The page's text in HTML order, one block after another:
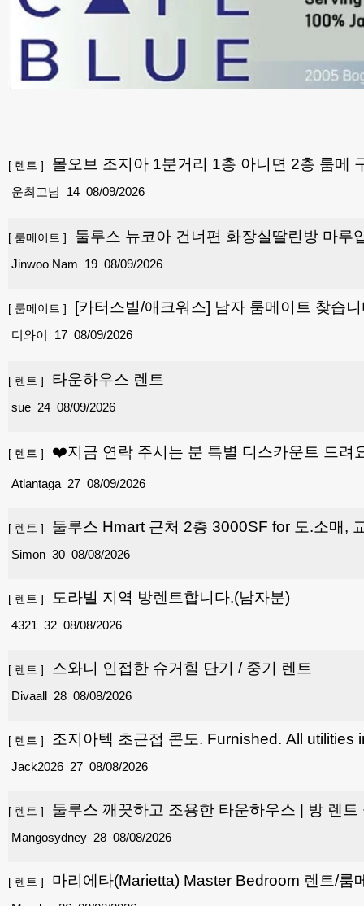
[ 렌트 ] 몰오브 조지아 1분거리 1층 아니면 2층 룸메
14
운최고님 08/09/2026
[ 룸메이트 ] 둘루스 뉴코아 건너편 화장실딸린방 마루
19
Jinwoo Nam 08/09/2026
[ 룸메이트 ] [카터스빌/애크워스] 남자 룸메이트 찾습
17
디와이 08/09/2026
[ 렌트 ] 타운하우스 렌트
24
sue 08/09/2026
[ 렌트 ] ❤️지금 연락 주시는 분 특별 디스카운트 드려
27
Atlantaga 08/09/2026
[ 렌트 ] 둘루스 Hmart 근처 2층 3000SF for 도.소매,
30
Simon 08/08/2026
[ 렌트 ] 도라빌 지역 방렌트합니다.(남자분)
32
4321 08/08/2026
[ 렌트 ] 스와니 인접한 슈거힐 단기 / 중기 렌트
28
Divaall 08/08/2026
[ 렌트 ] 조지아텍 초근접 콘도. Furnished. All utilities
27
Jack2026 08/08/2026
[ 렌트 ]
둘루스 깨끗하고 조용한 타운하우스 | 방 렌
약 3년 된 비교적 새 타운하우스로, 안전하고 조용
28
Mangosydney 08/08/2026
[ 렌트 ] 마리에타(Marietta) Master Bedroom 렌트/룸